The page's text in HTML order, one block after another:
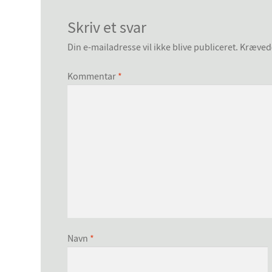
Skriv et svar
Din e-mailadresse vil ikke blive publiceret.
Kommentar *
Navn *